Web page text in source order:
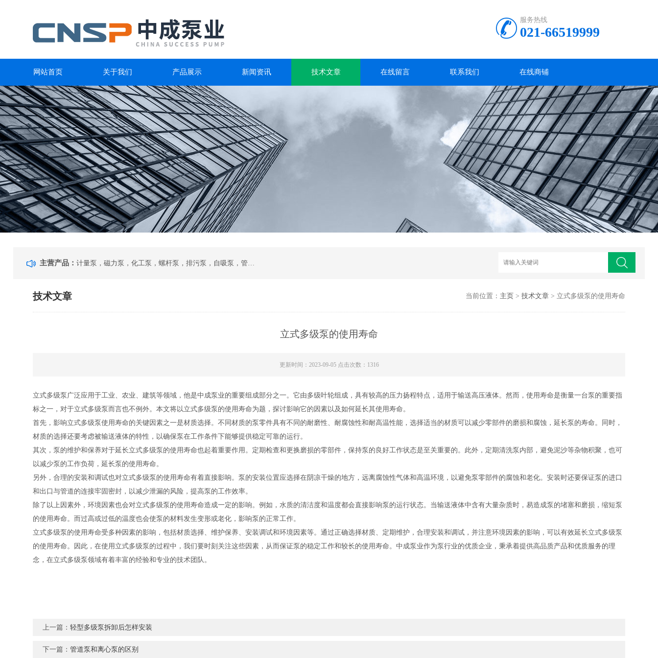
服务热线
021-66519999
网站首页 关于我们 产品展示 新闻资讯 技术文章 在线留言 联系我们 在线商铺
主营产品： 计量泵，磁力泵，化工泵，螺杆泵，排污泵，自吸泵，管道泵，多级泵，隔膜泵，齿轮油泵
技术文章 当前位置： 主页 > 技术文章> 立式多级泵的使用寿命
立式多级泵的使用寿命
更新时间：2023-09-05 点击次数：1316
立式多级泵广泛应用于工业、农业、建筑等领域，他是中成泵业的重要组成部分之一。它由多级叶轮组成，具有较高的压力扬程特点，适用于输送高压液体。然而，使用寿命是衡量一台泵的重要指
标之一，对于立式多级泵而言也不例外。本文将以立式多级泵的使用寿命为题，探讨影响它的因素以及如何延长其使用寿命。
首先，影响立式多级泵使用寿命的关键因素之一是材质选择。不同材质的泵零件具有不同的耐磨性、耐腐蚀性和耐高温性能，选择适当的材质可以减少零部件的磨损和腐蚀，延长泵的寿命。同时，
材质的选择还要考虑被输送液体的特性，以确保泵在工作条件下能够提供稳定可靠的运行。
其次，泵的维护和保养对于延长立式多级泵的使用寿命也起着重要作用。定期检查和更换磨损的零部件，保持泵的良好工作状态是至关重要的。此外，定期清洗泵内部，避免泥沙等杂物积聚，也可
以减少泵的工作负荷，延长泵的使用寿命。
另外，合理的安装和调试也对立式多级泵的使用寿命有着直接影响。泵的安装位置应选择在阴凉干燥的地方，远离腐蚀性气体和高温环境，以避免泵零部件的腐蚀和老化。安装时还要保证泵的进口
和出口与管道的连接牢固密封，以减少泄漏的风险，提高泵的工作效率。
除了以上因素外，环境因素也会对立式多级泵的使用寿命造成一定的影响。例如，水质的清洁度和温度都会直接影响泵的运行状态。当输送液体中含有大量杂质时，易造成泵的堵塞和磨损，缩短泵
的使用寿命。而过高或过低的温度也会使泵的材料发生变形或老化，影响泵的正常工作。
立式多级泵的使用寿命受多种因素的影响，包括材质选择、维护保养、安装调试和环境因素等。通过正确选择材质、定期维护，合理安装和调试，并注意环境因素的影响，可以有效延长立式多级泵
的使用寿命。因此，在使用立式多级泵的过程中，我们要时刻关注这些因素，从而保证泵的稳定工作和较长的使用寿命。中成泵业作为泵行业的优质企业，秉承着提供高品质产品和优质服务的理
念，在立式多级泵领域有着丰富的经验和专业的技术团队。
上一篇：轻型多级泵拆卸后怎样安装
下一篇：管道泵和离心泵的区别